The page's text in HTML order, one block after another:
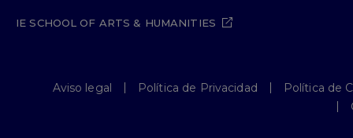
IE SCHOOL OF ARTS & HUMANITIES
Aviso legal Política de Privacidad
Política de